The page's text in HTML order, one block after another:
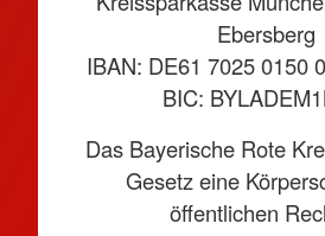
Ebersberg
IBAN: DE61 7025 0150
BIC:
Das Bayerische Rote
Gesetz eine
öffentlichen